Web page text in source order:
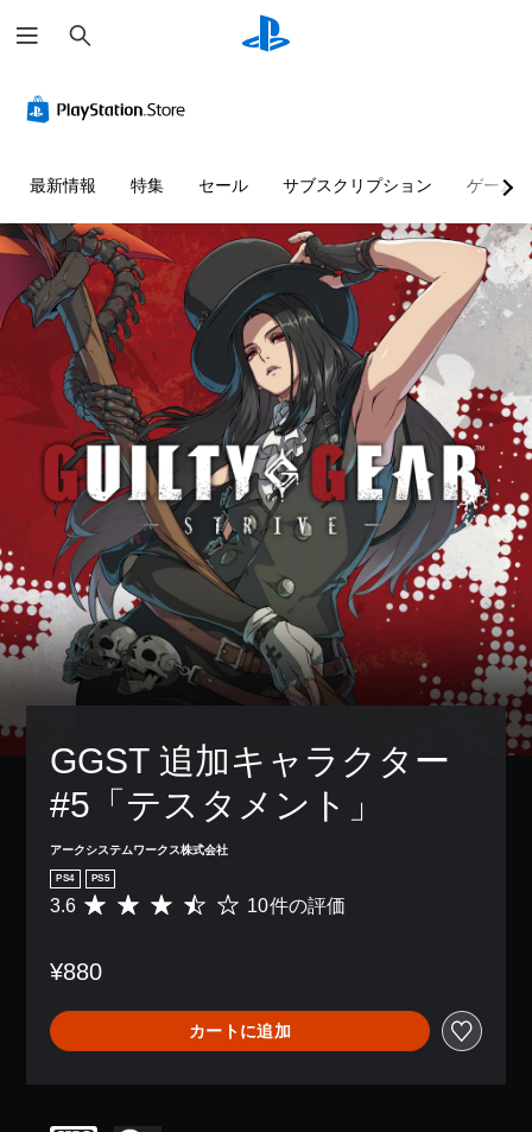
索
最新情報 特集 セール サブスクリプション ゲーム
GGST 追加キャラクター
#5「テスタメント」
アークシステムワークス株式会社
PS4 PS5
評
は
0
、
平
3.6 10件の評価
¥880
カートに追加